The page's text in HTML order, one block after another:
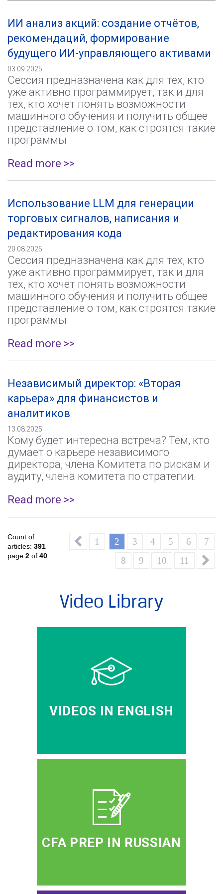
ИИ анализ акций: создание отчётов,
рекомендаций, формирование
будущего ИИ-управляющего активами
03.09.2025
Сессия предназначена как для тех, кто
уже активно программирует, так и для
тех, кто хочет понять возможности
машинного обучения и получить общее
представление о том, как строятся такие
программы
Read more >>
Использование LLM для генерации
торговых сигналов, написания и
редактирования кода
20.08.2025
Сессия предназначена как для тех, кто
уже активно программирует, так и для
тех, кто хочет понять возможности
машинного обучения и получить общее
представление о том, как строятся такие
программы
Read more >>
Независимый директор: «Вторая
карьера» для финансистов и
аналитиков
13.08.2025
Кому будет интересна встреча? Тем, кто
думает о карьере независимого
директора, члена Комитета по рискам и
аудиту, члена комитета по стратегии.
Read more >>
Count of
articles: 391
page 2 of 40
1 2 3 4 5 6
7
8
9 10 11
Video Library
VIDEOS IN ENGLISH
CFA PREP IN RUSSIAN